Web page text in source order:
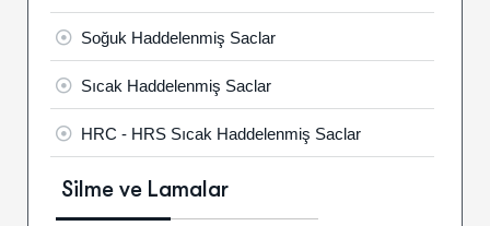
Soğuk Haddelenmiş Saclar
Sıcak Haddelenmiş Saclar
HRC - HRS Sıcak Haddelenmiş Saclar
Silme ve Lamalar